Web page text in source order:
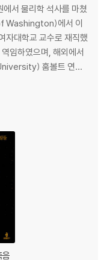
서 물리학 석사를 마쳤
Washington)에서 이
자대학교 교수로 재직했
임하였으며, 해외에서
훔볼트 연구
운대학교(Brown Un
불교에도 관심이 깊
음